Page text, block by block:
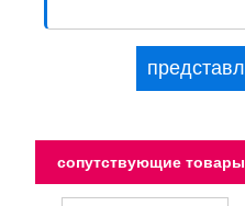
сопутствующие товары